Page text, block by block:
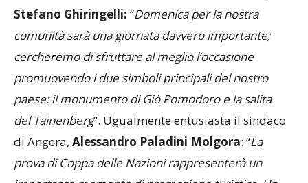
Stefano Ghiringelli:
Domenica per la nostra
comunità sarà una giornata davvero importante;
cercheremo di sfruttare al meglio l’occasione
promuovendo i due simboli principali del nostro
paese: il monumento di Giò Pomodoro e la salita
del Tainenberg ”. Ugualmente entusiasta il sindaco
di Angera,
Molgora
prova di Coppa delle Nazioni rappresenterà un